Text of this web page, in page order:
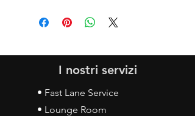
I nostri servizi
• Fast Lane Service
• Lounge Room